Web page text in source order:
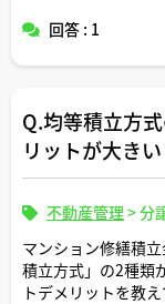
回答 : 1
Q.均等積立方
リットが大きい
不動産管理 >分
マンション修繕積
積立方式」の2種類
トデメリットを教